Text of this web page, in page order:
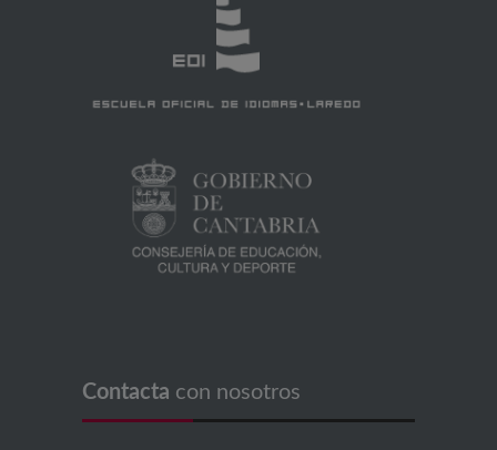
Contacta con nosotros